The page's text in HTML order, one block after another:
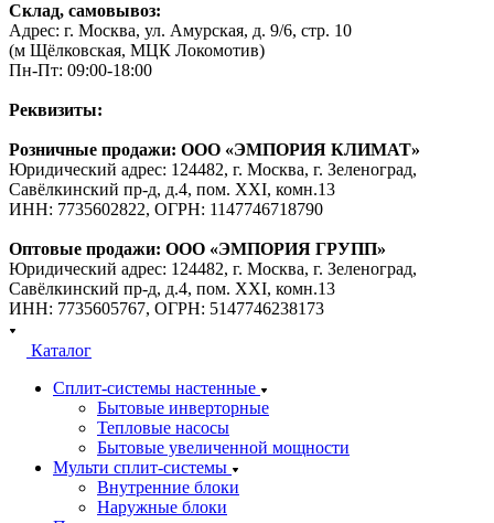
Склад, самовывоз:
Адрес: г. Москва, ул. Амурская, д. 9/6, стр. 10
(м Щёлковская, МЦК Локомотив)
Пн-Пт: 09:00-18:00
Реквизиты:
Розничные продажи: ООО «ЭМПОРИЯ КЛИМАТ»
Юридический адрес: 124482, г. Москва, г. Зеленоград,
Савёлкинский пр-д, д.4, пом. XXI, комн.13
ИНН: 7735602822, ОГРН: 1147746718790
Оптовые продажи: ООО «ЭМПОРИЯ ГРУПП»
Юридический адрес: 124482, г. Москва, г. Зеленоград,
Савёлкинский пр-д, д.4, пом. XXI, комн.13
ИНН: 7735605767, ОГРН: 5147746238173
Каталог
Сплит-системы настенные
Бытовые инверторные
Тепловые насосы
Бытовые увеличенной мощности
Мульти сплит-системы
Внутренние блоки
Наружные блоки